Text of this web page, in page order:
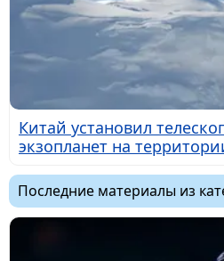
Китай установил
экзопланет на
Последние материалы из